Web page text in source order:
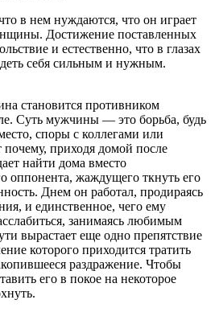
в нем нуждаются, что он играет
Достижение поставленных
и естественно, что в глазах
себя сильным и нужным.
становится противником
Суть мужчины — это борьба, будь
споры с коллегами или
почему, приходя домой после
найти дома вместо
оппонента, жаждущего ткнуть его
Днем он работал, продираясь
и единственное, чего ему
занимаясь любимым
вырастает еще одно препятствие
которого приходится тратить
раздражение. Чтобы
его в покое на некоторое